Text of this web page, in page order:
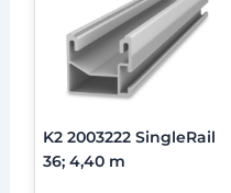
K2 2003222 SingleRail
36; 4,40 m